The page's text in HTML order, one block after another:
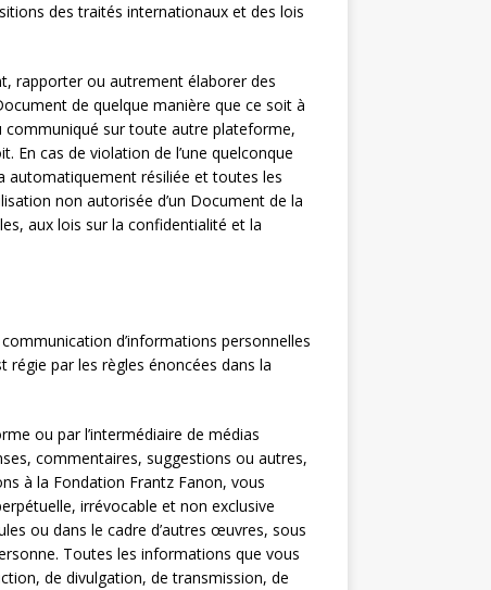
des traités internationaux et des lois
rapporter ou autrement élaborer des
de quelque manière que ce soit à
communiqué sur toute autre plateforme,
cas de violation de l’une quelconque
automatiquement résiliée et toutes les
non autorisée d’un Document de la
aux lois sur la confidentialité et la
d’informations personnelles
régie par les règles énoncées dans la
ou par l’intermédiaire de médias
commentaires, suggestions ou autres,
à la Fondation Frantz Fanon, vous
irrévocable et non exclusive
ou dans le cadre d’autres œuvres, sous
Toutes les informations que vous
de divulgation, de transmission, de